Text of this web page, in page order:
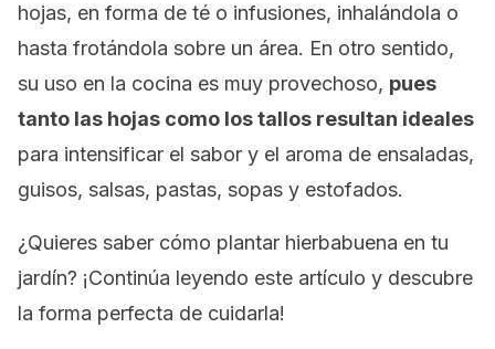
hojas, en forma de té o infusiones, inhalándola o
hasta frotándola sobre un área. En otro sentido,
su uso en la cocina es muy provechoso, pues
tanto las hojas como los tallos resultan ideales
para intensificar el sabor y el aroma de ensaladas,
guisos, salsas, pastas, sopas y estofados.
¿Quieres saber cómo plantar hierbabuena en tu
jardín? ¡Continúa leyendo este artículo y descubre
la forma perfecta de cuidarla!